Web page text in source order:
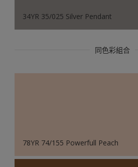
34YR 35/025 Silver Pendant
同色彩組合
78YR 74/155 Powerfull Peach